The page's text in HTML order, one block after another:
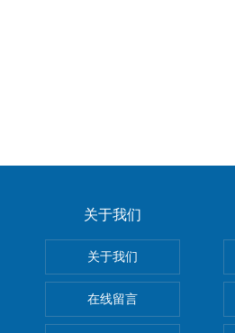
关于我们
关于我们
在线留言